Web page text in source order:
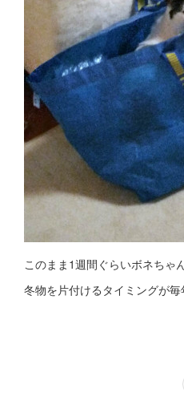
このまま1週間ぐらいボネちゃ
冬物を片付けるタイミングが毎